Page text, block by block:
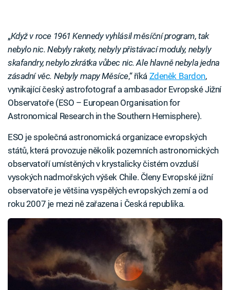
„Když v roce 1961 Kennedy vyhlásil měsíční program, tak
nebylo nic. Nebyly rakety, nebyly přistávací moduly, nebyly
skafandry, nebylo zkrátka vůbec nic. Ale hlavně nebyla jedna
zásadní věc. Nebyly mapy Měsíce,“ říká Zdeněk Bardon,
vynikající český astrofotograf a ambasador Evropské Jižní
Observatoře (ESO – European Organisation for
Astronomical Research in the Southern Hemisphere).
ESO je společná astronomická organizace evropských
států, která provozuje několik pozemních astronomických
observatoří umístěných v krystalicky čistém ovzduší
vysokých nadmořských výšek Chile. Členy Evropské jižní
observatoře je většina vyspělých evropských zemí a od
roku 2007 je mezi ně zařazena i Česká republika.